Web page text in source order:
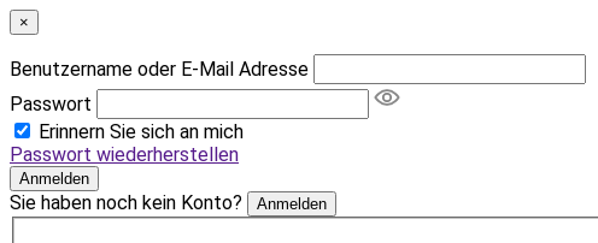
×
Benutzername oder E-Mail Adresse
Passwort
Erinnern Sie sich an mich
Passwort wiederherstellen
Anmelden
Sie haben noch kein Konto? Anmelden